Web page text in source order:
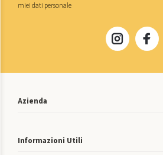
miei dati personale
Azienda
Informazioni Utili